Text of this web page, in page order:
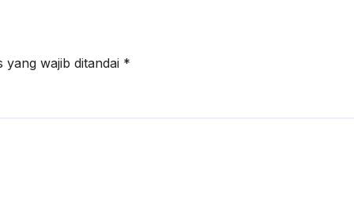
yang wajib ditandai *